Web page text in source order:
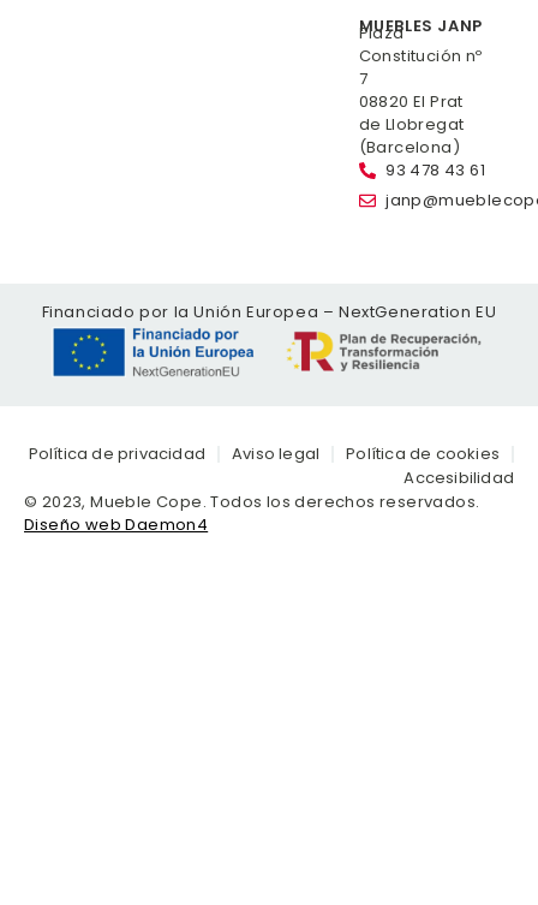
MUEBLES JANP
Plaza
Constitución nº
7
08820 El Prat
de Llobregat
(Barcelona)
93 478 43 61
Financiado por la Unión Europea – NextGeneration EU
© 2023, Mueble Cope. Todos los derechos reservados.
Diseño web Daemon4
Política de privacidad Aviso legal
Política de cookies
Accesibilidad